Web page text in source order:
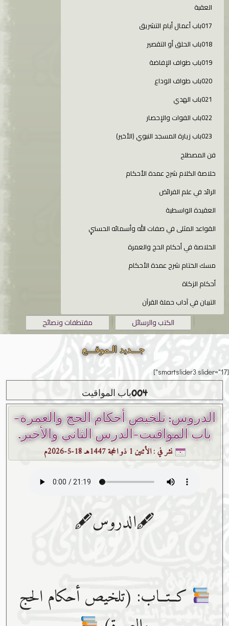
العقبة
017باب أعمال أيام التشريق
018باب الحلق أو التقصير
019باب طواف الإفاضة
020باب طواف الوداع
021باب الهدي
022باب الفوات والإحصار
023باب زيارة المسجد النبوي (الأخير)
فن المصطلح
خلاصة الكلام شرح عمدة الأحكام
الرائد في علم الفرائض
العقيدة الواسطية
القواعد المثلى في صفات الله وأسمائه الحسنىِِِ
الخلاصة في أحكام الحج والعمرة
مسك الختام شرح عمدة الأحكام
أحكام الزكاة
التبيان في آداب حملة القرآن
الكتب والرسائل مقتطفات ونصائح
جـــديد الـموقـــع
[smartslider3 slider="17"]
004باب المواقيت
الدروس: تلخيص أحكام الحج والعمرة-
باب المواقيت-الدرس الثاني والأخير.
نشر في :الأثنين 1 ذو الحجة 1447هـ 18-5-2026م
🖋الدروس🖋
كــتــاب: (تلخيص أحكام الحج